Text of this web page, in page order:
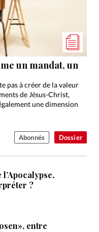
Dossier
un mandat, un
pas à créer de la valeur
de Jésus-Christ,
une dimension
Abonnés
?
entre